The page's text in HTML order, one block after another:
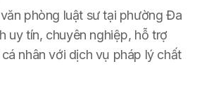
phòng luật sư tại phường Đa
uy tín, chuyên nghiệp, hỗ trợ
nhân với dịch vụ pháp lý chất